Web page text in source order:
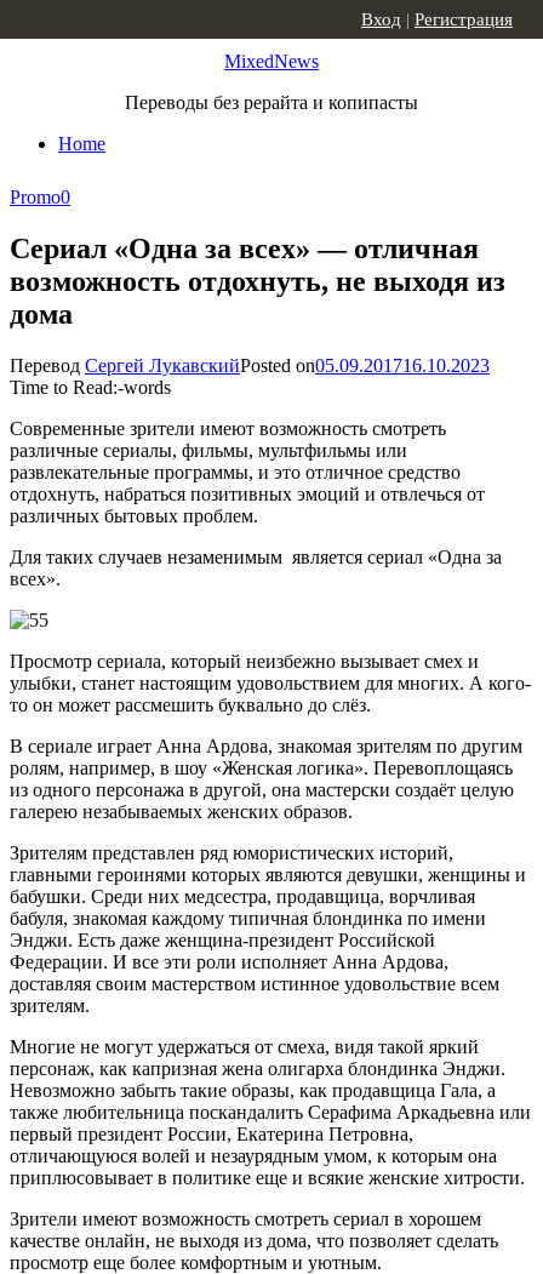
MixedNews
Переводы без рерайта и копипасты
Home
Вход | Регистрация
Promo0
Сериал «Одна за всех» — отличная
возможность отдохнуть, не выходя из
дома
Перевод Сергей ЛукавскийPosted on05.09.201716.10.2023
Time to Read:-words
Современные зрители имеют возможность смотреть
различные сериалы, фильмы, мультфильмы или
развлекательные программы, и это отличное средство
отдохнуть, набраться позитивных эмоций и отвлечься от
различных бытовых проблем.
Для таких случаев незаменимым является сериал «Одна за
всех».
Просмотр сериала, который неизбежно вызывает смех и
улыбки, станет настоящим удовольствием для многих. А кого-
то он может рассмешить буквально до слёз.
В сериале играет Анна Ардова, знакомая зрителям по другим
ролям, например, в шоу «Женская логика». Перевоплощаясь
из одного персонажа в другой, она мастерски создаёт целую
галерею незабываемых женских образов.
Зрителям представлен ряд юмористических историй,
главными героинями которых являются девушки, женщины и
бабушки. Среди них медсестра, продавщица, ворчливая
бабуля, знакомая каждому типичная блондинка по имени
Энджи. Есть даже женщина-президент Российской
Федерации. И все эти роли исполняет Анна Ардова,
доставляя своим мастерством истинное удовольствие всем
зрителям.
Многие не могут удержаться от смеха, видя такой яркий
персонаж, как капризная жена олигарха блондинка Энджи.
Невозможно забыть такие образы, как продавщица Гала, а
также любительница поскандалить Серафима Аркадьевна или
первый президент России, Екатерина Петровна,
отличающуюся волей и незаурядным умом, к которым она
приплюсовывает в политике еще и всякие женские хитрости.
Зрители имеют возможность смотреть сериал в хорошем
качестве онлайн, не выходя из дома, что позволяет сделать
просмотр еще более комфортным и уютным.